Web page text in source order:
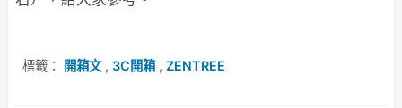
標籤： 開箱文, 3C開箱, ZENTREE